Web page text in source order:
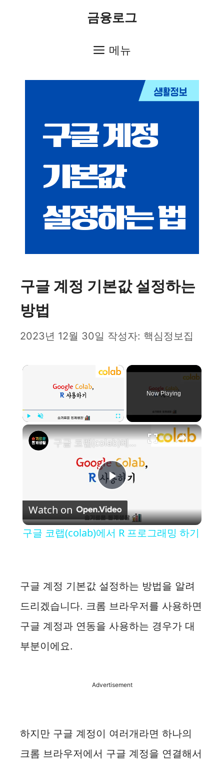
금융로그
메뉴
구글 계정 기본값 설정하는
방법
2023년 12월 30일 작성자: 핵심정보집
×
Now Playing
×
P
l
y
V
o
구글 코랩(colab)에서 R 프로그래밍 하기
Watch on
구글 코랩(colab)에서 R 프로그래밍 하기
구글 계정 기본값 설정하는 방법을 알려
드리겠습니다. 크롬 브라우저를 사용하면
구글 계정과 연동을 사용하는 경우가 대
부분이에요.
Advertisement
하지만 구글 계정이 여러개라면 하나의
크롬 브라우저에서 구글 계정을 연결해서